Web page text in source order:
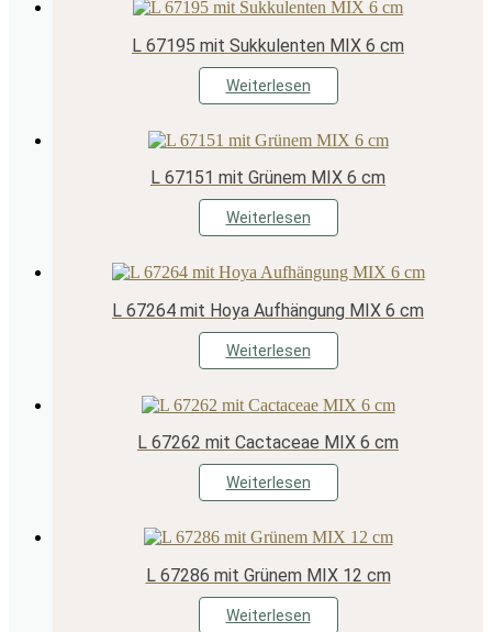
L 67195 mit Sukkulenten MIX 6 cm
Weiterlesen
L 67151 mit Grünem MIX 6 cm
Weiterlesen
L 67264 mit Hoya Aufhängung MIX 6 cm
Weiterlesen
L 67262 mit Cactaceae MIX 6 cm
Weiterlesen
L 67286 mit Grünem MIX 12 cm
Weiterlesen